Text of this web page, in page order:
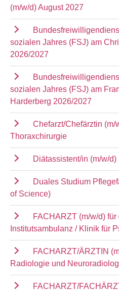
(m/w/d) August 2027
sozialen Jahres (FSJ) am
2026/2027
sozialen Jahres (FSJ) am
Harderberg 2026/2027
Chefarzt/Chefärztin (m/
Thoraxchirurgie
Diätassistent/in (m/w/d)
Duales Studium
of Science)
FACHARZT (m/w/d)
Institutsambulanz / Klinik für
FACHARZT/ÄRZTIN
Radiologie und
FACHARZT/